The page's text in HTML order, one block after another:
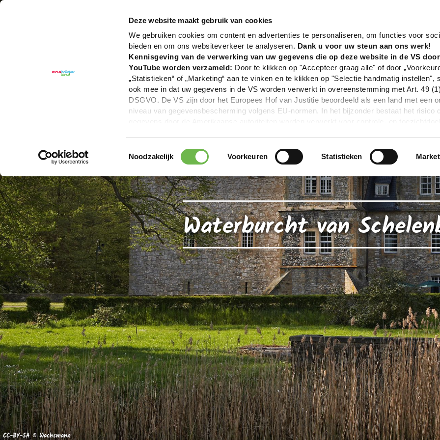
Deze website maakt gebruik van cookies
We gebruiken cookies om content en advertenties te personaliseren, om functies voor
bieden en om ons websiteverkeer te analyseren. Dank u voor uw steun aan ons werk!
Kennisgeving van de verwerking van uw gegevens die op deze website in de VS
YouTube worden verzameld: Door te klikken op "Accepteer graag alle" of door
„Statistieken“ of „Marketing“ aan te vinken en te klikken op "Selectie handmatig instellen",
ook mee in dat uw gegevens in de VS worden verwerkt in overeenstemming met Art. 49
DSGVO. De VS zijn door het Europees Hof van Justitie beoordeeld als een land met een
niveau van gegevensbescherming volgens EU-normen. In het bijzonder bestaat het risico
overdracht niet plaatsvinden. Voor meer informatie, zie onze privacyverklaring.
We geven u hier graag meer gedetailleerde informatie:
|Impressum
Toestemmingsselectie
Noodzakelijk Voorkeuren Statistieken
Waterburcht van
CC-BY-SA © Wachsmann